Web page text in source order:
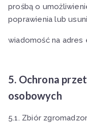
prośbą o
poprawienia lub
wiadomość na adres
5. Ochrona
osobowych
5.1. Zbiór